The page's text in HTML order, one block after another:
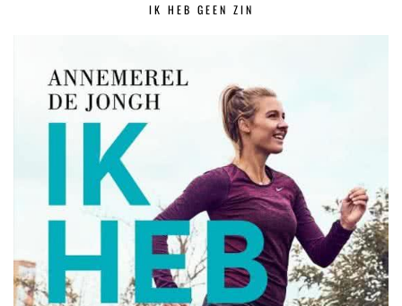
IK HEB GEEN ZIN